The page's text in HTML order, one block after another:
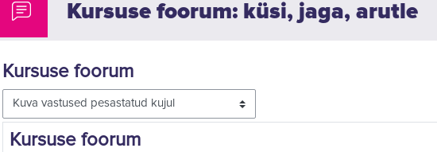
Kursuse foorum: küsi, jaga, arutle
Kursuse foorum
Kuvamisrežiim
Kursuse foorum
Vastuste arv 2